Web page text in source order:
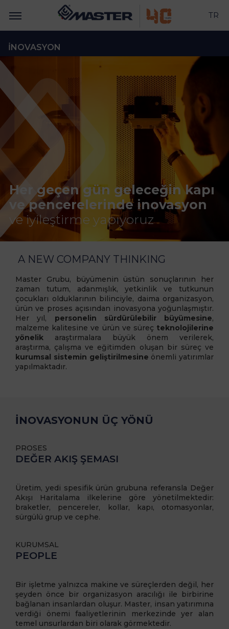
TR
İNOVASYON
Her geçen gün geleceğin kapı
ve pencerelerinde inovasyon
ve iyileştirme yapıyoruz
A NEW COMPANY THINKING
Master Grubu, büyümenin üstün sonuçlarının her
zaman tutum, adanmışlık, yetkinlik ve tutkunun
çocukları olduklarının bilinciyle, daima organizasyon,
ürün ve proses açısından inovasyona yoğunlaşmıştır.
Her yıl, personelin sürdürülebilir büyümesine,
malzeme kalitesine ve ürün ve süreç teknolojilerine
yönelik araştırmalara büyük önem verilerek,
araştırma, çalışma ve eğitimden oluşan bir süreç ve
kurumsal sistemin geliştirilmesine önemli yatırımlar
yapılmaktadır.
İNOVASYONUN ÜÇ YÖNÜ
PROSES
DEĞER AKIŞ ŞEMASI
Üretim, yedi spesifik ürün grubuna referansla Değer
Akışı Haritalama ilkelerine göre yönetilmektedir:
braketler, pencereler, kollar, kapı, otomasyonlar,
sürgülü grup ve cephe.
KURUMSAL
PEOPLE
Bir işletme yalnızca makine ve süreçlerden değil, her
şeyden önce bir organizasyon aracılığı ile birbirine
bağlanan insanlardan oluşur. Master, insan yatırımına
verdiği önemi faaliyetlerinin merkezinde yer alan
temel unsurlardan biri olarak görmektedir.